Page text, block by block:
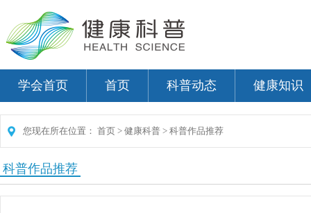
学会首页 首页 科普动态 健康知识
您现在所在位置： 首页 > 健康科普 > 科普作品推荐
科普作品推荐